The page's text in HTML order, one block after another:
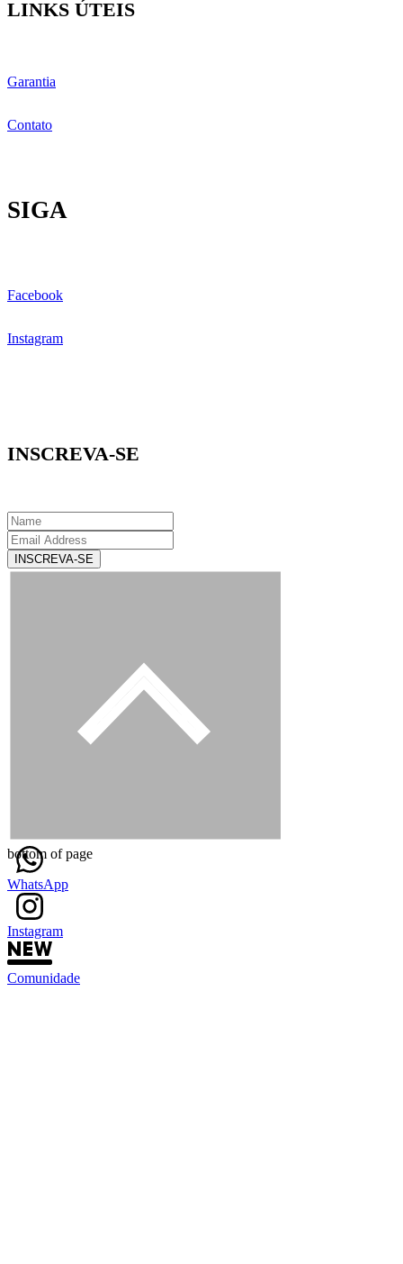
LINKS ÚTEIS
Garantia
Contato
SIGA
Facebook
Instagram
INSCREVA-SE
INSCREVA-SE
WhatsApp
Instagram
Comunidade
bottom of page